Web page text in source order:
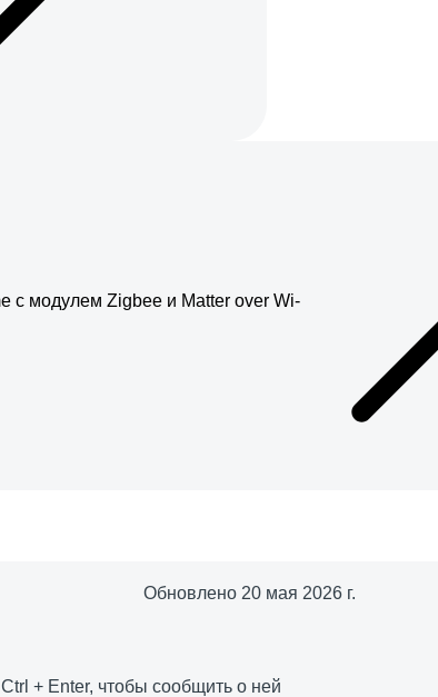
c модулем Zigbee и Matter over Wi-
Обновлено 20 мая 2026 г.
Ctrl + Enter, чтобы сообщить о ней